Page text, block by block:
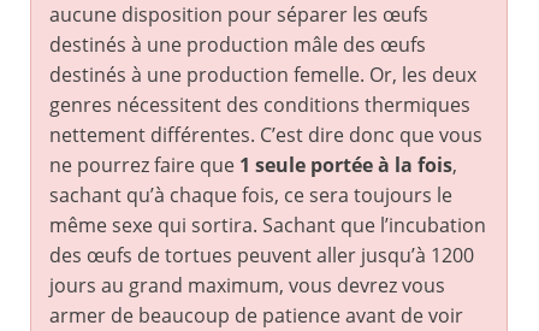
aucune disposition pour séparer les œufs
destinés à une production mâle des œufs
destinés à une production femelle. Or, les deux
genres nécessitent des conditions thermiques
nettement différentes. C’est dire donc que vous
ne pourrez faire que 1 seule portée à la fois,
sachant qu’à chaque fois, ce sera toujours le
même sexe qui sortira. Sachant que l’incubation
des œufs de tortues peuvent aller jusqu’à 1200
jours au grand maximum, vous devrez vous
armer de beaucoup de patience avant de voir